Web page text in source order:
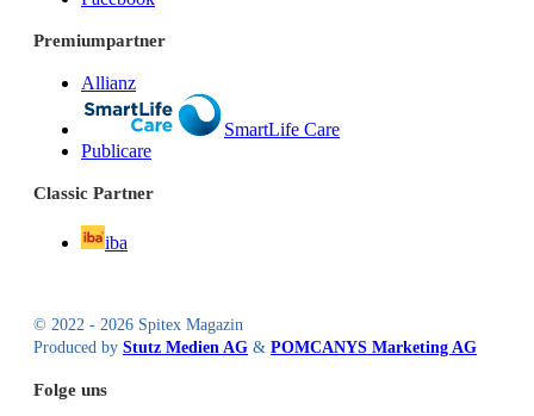
Premiumpartner
Allianz
SmartLife Care
Publicare
Classic Partner
iba
© 2022 - 2026 Spitex Magazin
Produced by Stutz Medien AG & POMCANYS Marketing AG
Folge uns